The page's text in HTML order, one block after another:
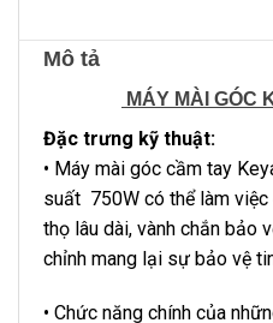
Mô tả
MÁY MÀI GÓC
Đặc trưng kỹ thuật:
• Máy mài góc cầm tay
suất 750W có thể làm
thọ lâu dài, vành chắn bảo
chỉnh mang lại sự bảo vệ
• Chức năng chính của